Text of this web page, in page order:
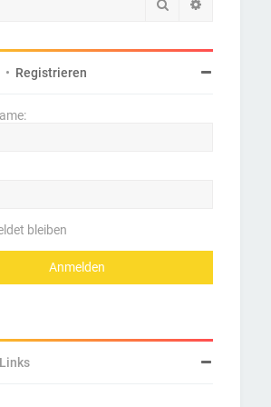
Suche
• Registrieren
bleiben